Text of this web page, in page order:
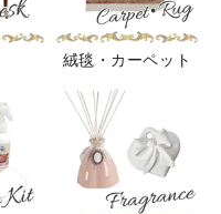
絨毯・カーペット